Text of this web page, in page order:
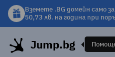
Вземете .BG домейн само
50,73 лв. на година при
хостинг.
Вземете подарък чаша с
хостинг планове!
Jump.bg